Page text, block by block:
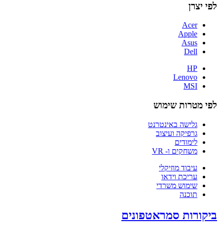
לפי יצרן
Acer
Apple
Asus
Dell
HP
Lenovo
MSI
לפי מטרות שימוש
גלישה באינטרנט
גרפיקה ועיצוב
לימודים
משחקים ו- VR
עיבוד מוזיקלי
עריכת וידאו
שימוש משרדי
תוכנה
ביקורות סמראטפונים